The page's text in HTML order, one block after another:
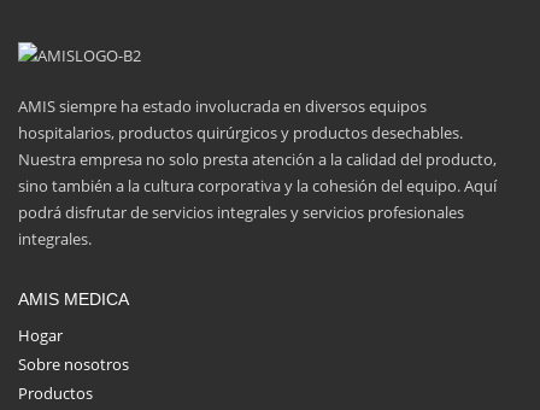
AMIS siempre ha estado involucrada en diversos equipos
hospitalarios, productos quirúrgicos y productos desechables.
Nuestra empresa no solo presta atención a la calidad del producto,
sino también a la cultura corporativa y la cohesión del equipo. Aquí
podrá disfrutar de servicios integrales y servicios profesionales
integrales.
AMIS MEDICA
Hogar
Sobre nosotros
Productos